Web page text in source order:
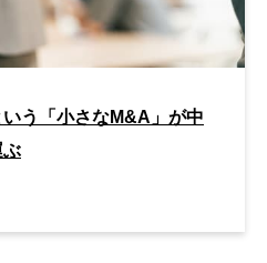
う「小さなM&A」が中
ぶ